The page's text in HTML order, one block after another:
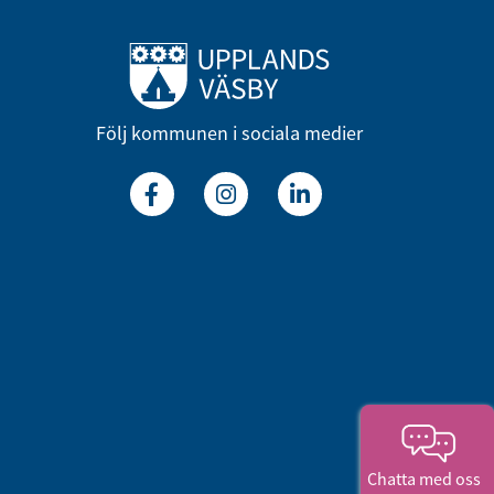
Till startsidan
Följ kommunen i sociala medier
FacebookInstagramLinkedin
Chatta med oss